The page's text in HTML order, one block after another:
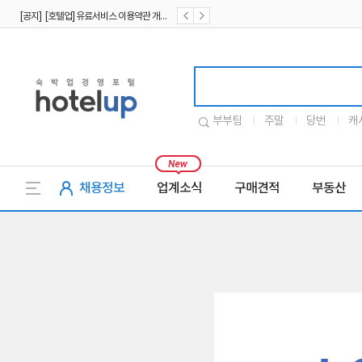
부부팀 주말 당번 캐
채용정보 업계소식 구매견적 부동산